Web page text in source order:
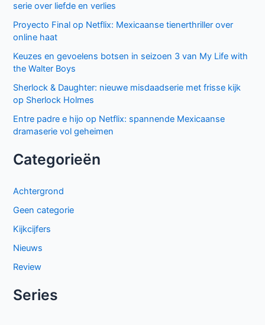
serie over liefde en verlies
Proyecto Final op Netflix: Mexicaanse tienerthriller over
online haat
Keuzes en gevoelens botsen in seizoen 3 van My Life with
the Walter Boys
Sherlock & Daughter: nieuwe misdaadserie met frisse kijk
op Sherlock Holmes
Entre padre e hijo op Netflix: spannende Mexicaanse
dramaserie vol geheimen
Categorieën
Achtergrond
Geen categorie
Kijkcijfers
Nieuws
Review
Series